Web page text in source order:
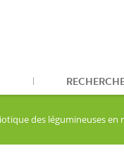
des légumineuses en